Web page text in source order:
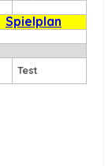
Spielplan
Test